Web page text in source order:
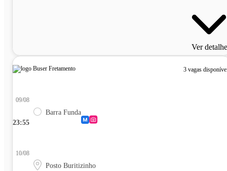
Ver
3 vagas
23:55
09/08
Barra Funda
10/08
Posto Buritizinho